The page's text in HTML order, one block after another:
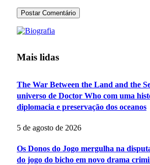
Mais lidas
The War Between the Land and the
universo de Doctor Who com uma
diplomacia e preservação dos oceanos
5 de agosto de 2026
Os Donos do Jogo mergulha na
do jogo do bicho em novo drama